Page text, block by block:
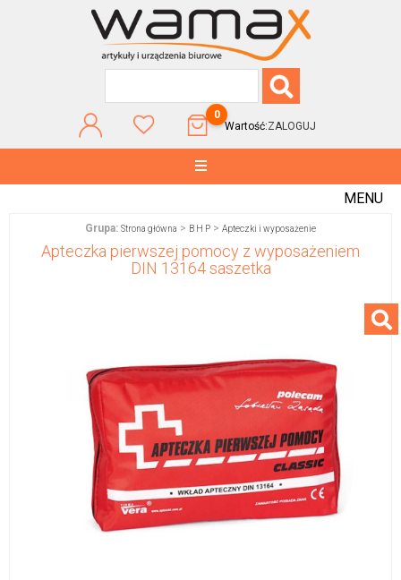
0
Wartość:ZALOGUJ
MENU
Grupa: Strona główna > B H P > Apteczki i wyposażenie
Apteczka pierwszej pomocy z wyposażeniem
DIN 13164 saszetka